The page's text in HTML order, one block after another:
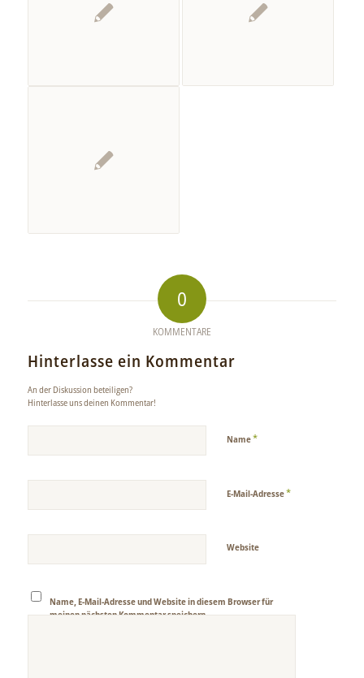
0
KOMMENTARE
Hinterlasse ein Kommentar
An der Diskussion beteiligen?
Hinterlasse uns deinen Kommentar!
Name*
E-Mail-Adresse*
Website
Name, E-Mail-Adresse und Website in diesem Browser für
meinen nächsten Kommentar speichern.